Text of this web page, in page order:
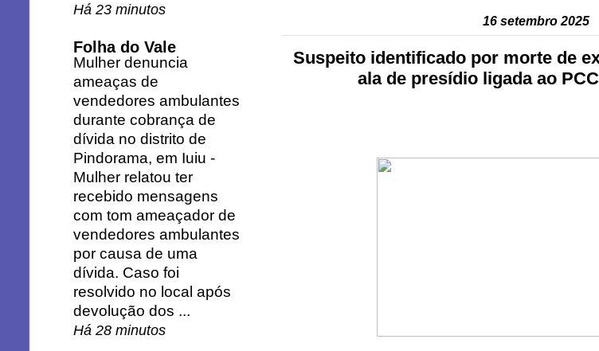
16 setembro 2025
Suspeito identificado por morte de
ala de presídio ligada ao
Há 23 minutos
Folha do Vale
Mulher denuncia
ameaças de
vendedores ambulantes
durante cobrança de
dívida no distrito de
Pindorama, em Iuiu -
Mulher relatou ter
recebido mensagens
com tom ameaçador de
vendedores ambulantes
por causa de uma
dívida. Caso foi
resolvido no local após
devolução dos ...
Há 28 minutos